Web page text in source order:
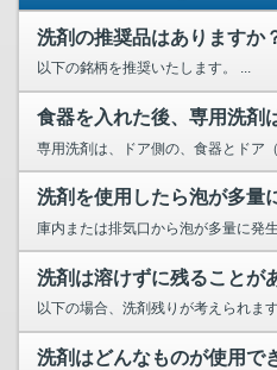
洗剤の推奨品はありますか
以下の銘柄を推奨いたします。 ...
専用洗剤は、ドア側の、食器とドア（
庫内または排気口から泡が多量に発
洗剤は溶けずに残ることが
以下の場合、洗剤残りが考えられま
洗剤はどんなものが使用で